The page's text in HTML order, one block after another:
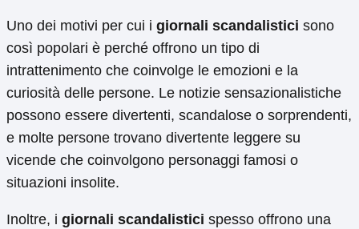
Uno dei motivi per cui i giornali scandalistici sono
così popolari è perché offrono un tipo di
intrattenimento che coinvolge le emozioni e la
curiosità delle persone. Le notizie sensazionalistiche
possono essere divertenti, scandalose o sorprendenti,
e molte persone trovano divertente leggere su
vicende che coinvolgono personaggi famosi o
situazioni insolite.
Inoltre, i giornali scandalistici spesso offrono una